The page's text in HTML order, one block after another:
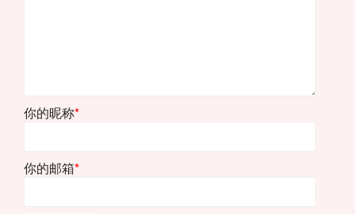
你的昵称*
你的邮箱*